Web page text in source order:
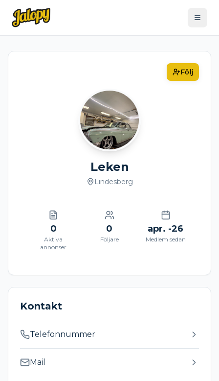
Följ
Leken
Lindesberg
0
Aktiva
annonser
0
Följare
apr. -26
Medlem sedan
Kontakt
Telefonnummer
Mail